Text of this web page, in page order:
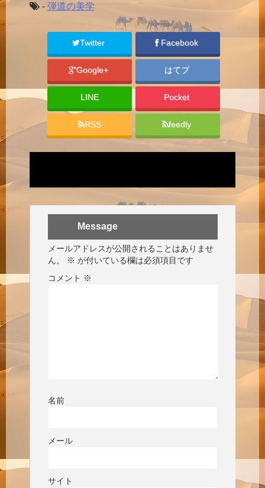
- 弾道の美学
Twitter Facebook
Google+ はてブ
LINE Pocket
RSS feedly
Message
メールアドレスが公開されることはありませ
ん。
※ が付いている欄は必須項目です
コメント ※
名前
メール
サイト